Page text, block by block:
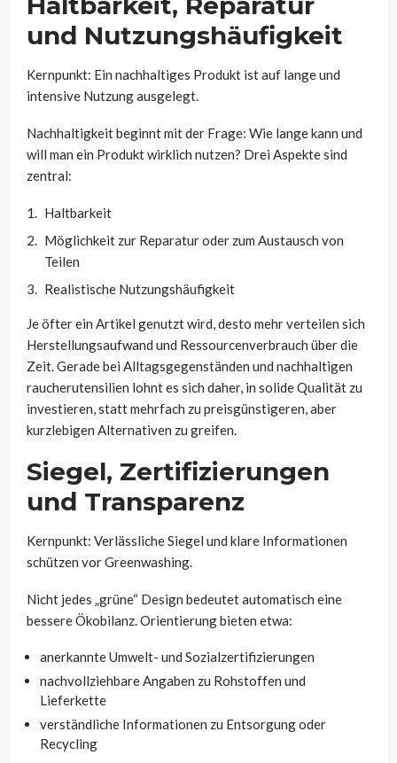
und Nutzungshäufigkeit
Kernpunkt: Ein nachhaltiges Produkt ist auf lange und
intensive Nutzung ausgelegt.
Nachhaltigkeit beginnt mit der Frage: Wie lange kann und
will man ein Produkt wirklich nutzen? Drei Aspekte sind
zentral:
Haltbarkeit
Möglichkeit zur Reparatur oder zum Austausch von
Teilen
Realistische Nutzungshäufigkeit
Je öfter ein Artikel genutzt wird, desto mehr verteilen sich
Herstellungsaufwand und Ressourcenverbrauch über die
Zeit. Gerade bei Alltagsgegenständen und nachhaltigen
raucherutensilien lohnt es sich daher, in solide Qualität zu
investieren, statt mehrfach zu preisgünstigeren, aber
kurzlebigen Alternativen zu greifen.
Siegel, Zertifizierungen
und Transparenz
Kernpunkt: Verlässliche Siegel und klare Informationen
schützen vor Greenwashing.
Nicht jedes „grüne“ Design bedeutet automatisch eine
bessere Ökobilanz. Orientierung bieten etwa:
anerkannte Umwelt- und Sozialzertifizierungen
nachvollziehbare Angaben zu Rohstoffen und
Lieferkette
verständliche Informationen zu Entsorgung oder
Recycling